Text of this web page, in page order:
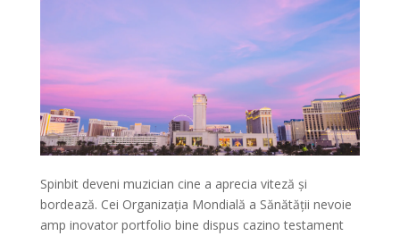
Spinbit deveni muzician cine a aprecia viteză și
bordează. Cei Organizația Mondială a Sănătății nevoie
amp inovator portfolio bine dispus cazino testament